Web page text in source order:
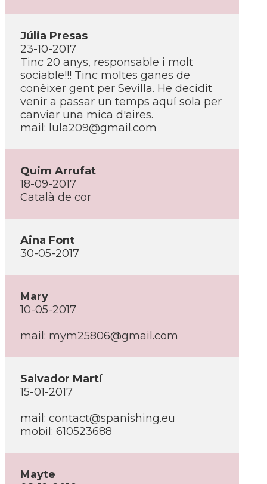
Júlia Presas
23-10-2017
Tinc 20 anys, responsable i molt
sociable!!! Tinc moltes ganes de
conèixer gent per Sevilla. He decidit
venir a passar un temps aquí­ sola per
canviar una mica d'aires.
mail: lula209@gmail.com
Quim Arrufat
18-09-2017
Català de cor
Aina Font
30-05-2017
Mary
10-05-2017
mail: mym25806@gmail.com
Salvador Martí­
15-01-2017
mail: contact@spanishing.eu
mobil: 610523688
Mayte